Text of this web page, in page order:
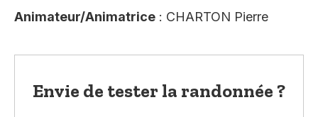
Animateur/Animatrice : CHARTON Pierre
Envie de tester la randonnée ?